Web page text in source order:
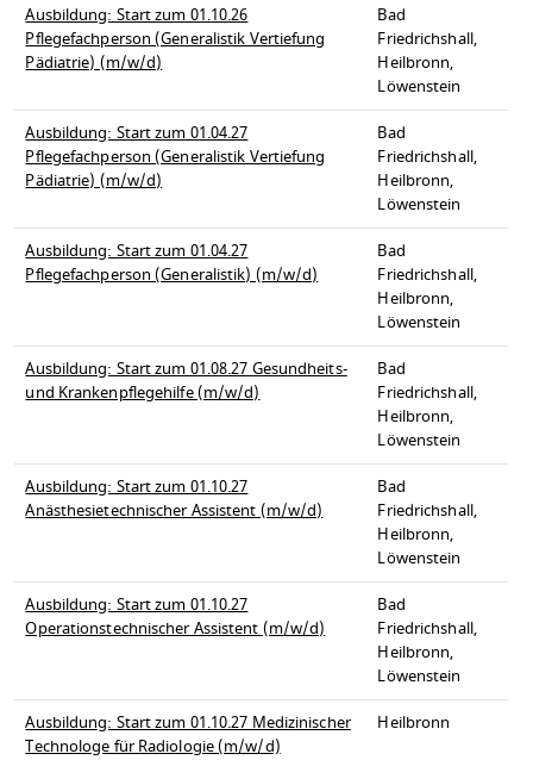
Ausbildung: Start zum 01.10.26
Pflegefachperson (Generalistik Vertiefung
Pädiatrie) (m/w/d)
Bad
Friedrichshall,
Heilbronn,
Löwenstein
Ausbildung: Start zum 01.04.27
Pflegefachperson (Generalistik Vertiefung
Pädiatrie) (m/w/d)
Bad
Friedrichshall,
Heilbronn,
Löwenstein
Ausbildung: Start zum 01.04.27
Pflegefachperson (Generalistik) (m/w/d)
Bad
Friedrichshall,
Heilbronn,
Löwenstein
Ausbildung: Start zum 01.08.27 Gesundheits-
und Krankenpflegehilfe (m/w/d)
Bad
Friedrichshall,
Heilbronn,
Löwenstein
Ausbildung: Start zum 01.10.27
Anästhesietechnischer Assistent (m/w/d)
Bad
Friedrichshall,
Heilbronn,
Löwenstein
Ausbildung: Start zum 01.10.27
Operationstechnischer Assistent (m/w/d)
Bad
Friedrichshall,
Heilbronn,
Löwenstein
Ausbildung: Start zum 01.10.27 Medizinischer
Technologe für Radiologie (m/w/d)
Heilbronn